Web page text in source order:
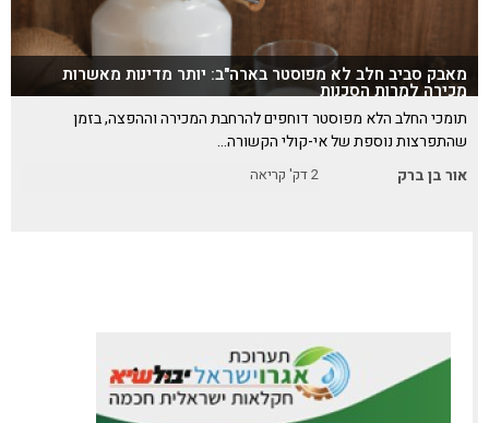
מאבק סביב חלב לא מפוסטר בארה"ב: יותר מדינות מאשרות
מכירה למרות הסכנות
תומכי החלב הלא מפוסטר דוחפים להרחבת המכירה וההפצה, בזמן
שהתפרצות נוספת של אי-קולי הקשורה…
אור בן ברק
2דק' קריאה